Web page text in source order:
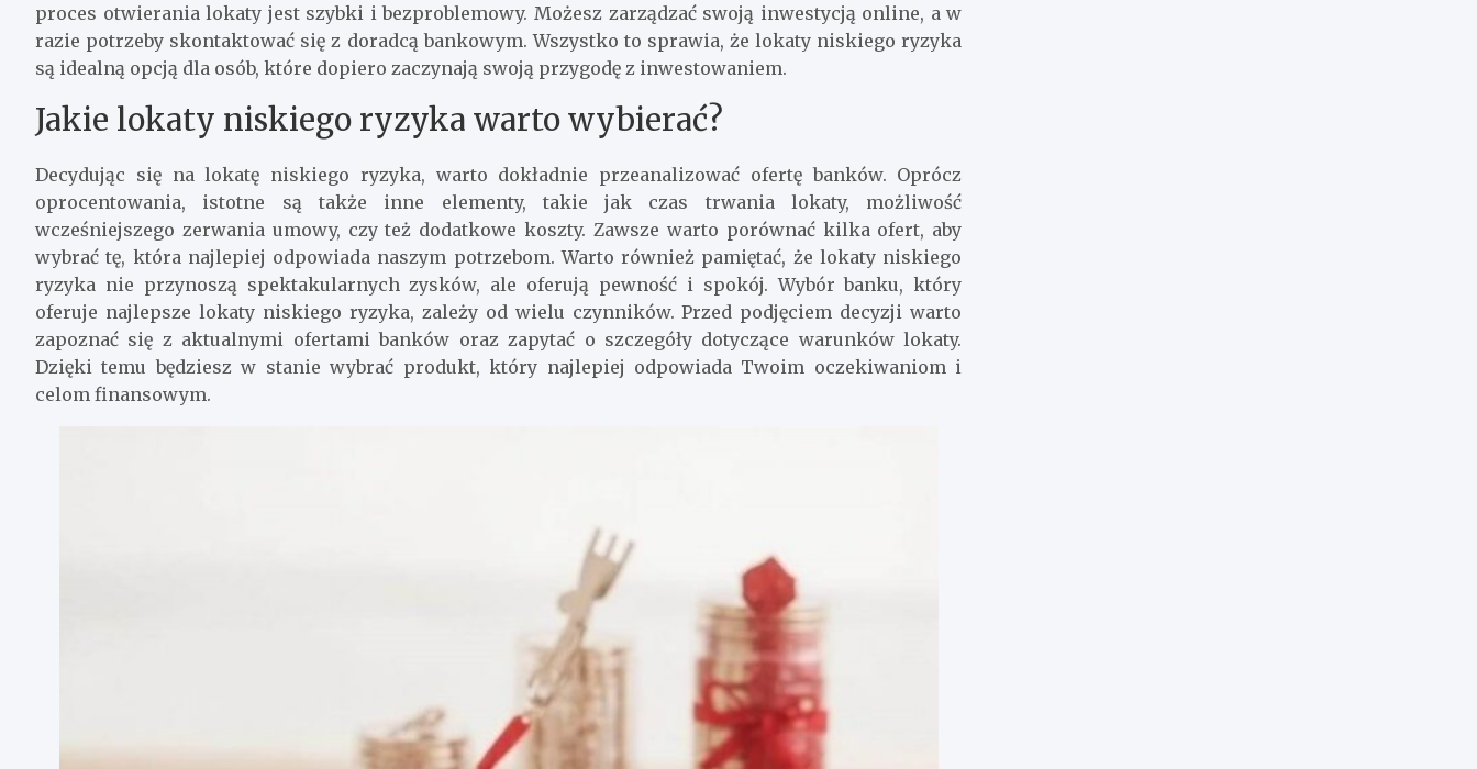
proces otwierania lokaty jest szybki i bezproblemowy. Możesz zarządzać swoją inwestycją online, a w
razie potrzeby skontaktować się z doradcą bankowym. Wszystko to sprawia, że lokaty niskiego ryzyka
są idealną opcją dla osób, które dopiero zaczynają swoją przygodę z inwestowaniem.
Jakie lokaty niskiego ryzyka warto wybierać?
Decydując się na lokatę niskiego ryzyka, warto dokładnie przeanalizować ofertę banków. Oprócz
oprocentowania, istotne są także inne elementy, takie jak czas trwania lokaty, możliwość
wcześniejszego zerwania umowy, czy też dodatkowe koszty. Zawsze warto porównać kilka ofert, aby
wybrać tę, która najlepiej odpowiada naszym potrzebom. Warto również pamiętać, że lokaty niskiego
ryzyka nie przynoszą spektakularnych zysków, ale oferują pewność i spokój. Wybór banku, który
oferuje najlepsze lokaty niskiego ryzyka, zależy od wielu czynników. Przed podjęciem decyzji warto
zapoznać się z aktualnymi ofertami banków oraz zapytać o szczegóły dotyczące warunków lokaty.
Dzięki temu będziesz w stanie wybrać produkt, który najlepiej odpowiada Twoim oczekiwaniom i
celom finansowym.